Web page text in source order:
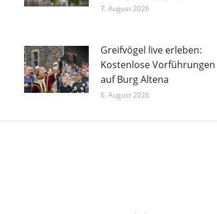
7. August 2026
Greifvögel live erleben:
Kostenlose Vorführungen
auf Burg Altena
6. August 2026